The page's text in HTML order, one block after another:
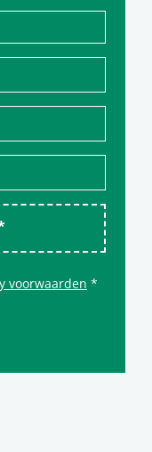
voorwaarden *